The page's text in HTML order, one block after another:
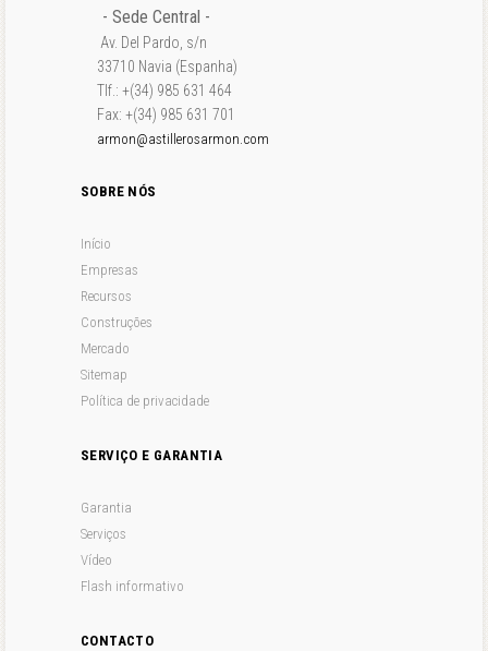
- Sede Central -
Av. Del Pardo, s/n
33710 Navia (Espanha)
Tlf.: +(34) 985 631 464
Fax: +(34) 985 631 701
armon@astillerosarmon.com
SOBRE NÓS
Início
Empresas
Recursos
Construções
Mercado
Sitemap
Política de privacidade
SERVIÇO E GARANTIA
Garantia
Serviços
Vídeo
Flash informativo
CONTACTO